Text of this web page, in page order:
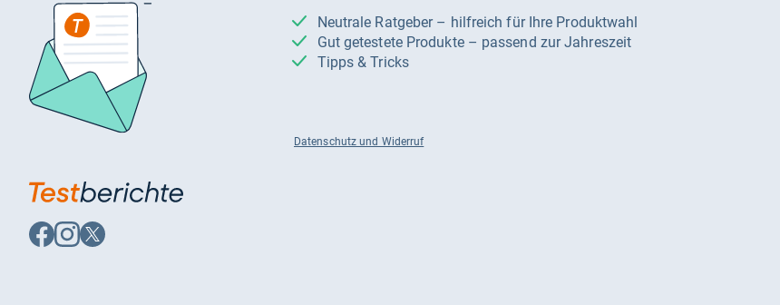
Neutrale Ratgeber – hilfreich für Ihre Produktwahl
Gut getestete Produkte – passend zur Jahreszeit
Tipps & Tricks
Datenschutz und Widerruf
Auf
Facebook
Auf
Instagram
Auf
X